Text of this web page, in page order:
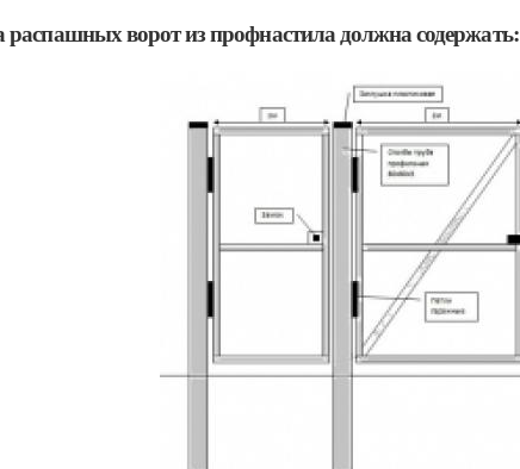
распашных ворот из профнастила должна содержать: